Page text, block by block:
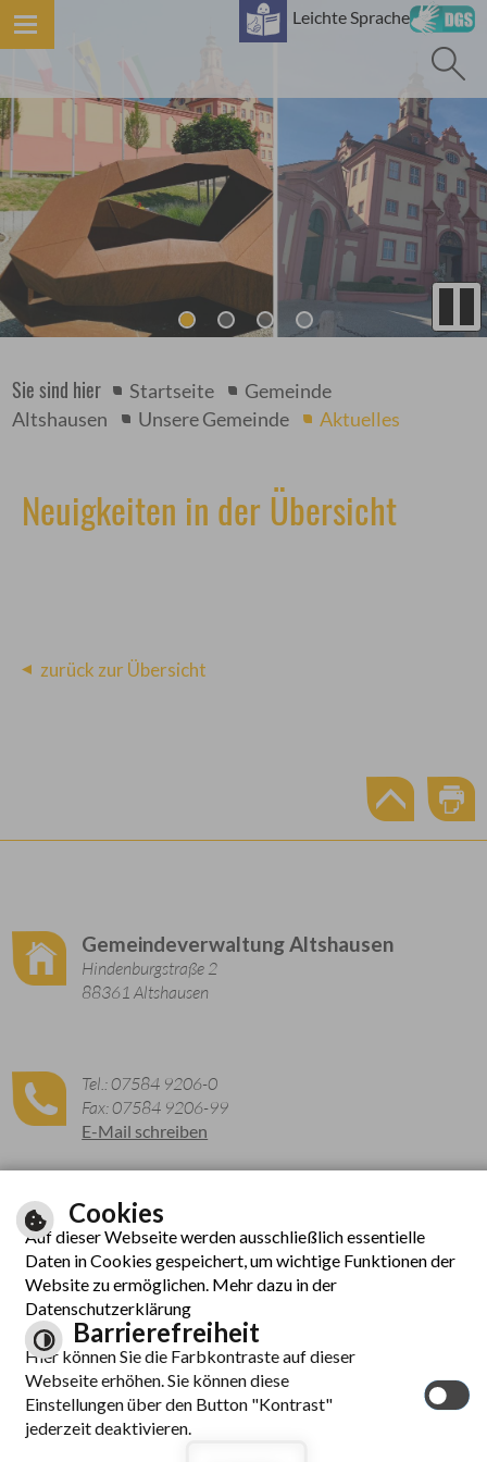
Leichte Sprache
Sie sind hier Startseite
Gemeinde
Altshausen
Unsere Gemeinde Aktuelles
Neuigkeiten in der Übersicht
zurück zur Übersicht
Gemeindeverwaltung Altshausen
Hindenburgstraße 2
88361 Altshausen
Tel.: 07584 9206-0
Fax: 07584 9206-99
E-Mail schreiben
Zu den aktuellen Öffnungszeiten
© cm city media GmbH
Inhalt| Hilfe |
Barrierefreiheit
Cookies
Auf dieser Webseite werden ausschließlich essentielle
Daten in Cookies gespeichert, um wichtige Funktionen der
Website zu ermöglichen. Mehr dazu in der
Datenschutzerklärung
Barrierefreiheit
Hier können Sie die Farbkontraste auf dieser
Webseite erhöhen. Sie können diese
Einstellungen über den Button "Kontrast"
jederzeit deaktivieren.